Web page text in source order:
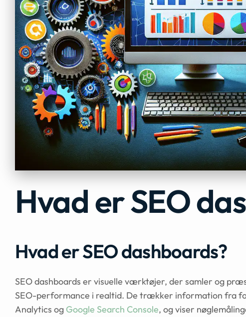
Hvad er SEO
Hvad er SEO dashboards?
SEO dashboards er visuelle værktøjer, der samler og
SEO-performance i realtid. De trækker information fra
Analytics og Google Search Console, og viser